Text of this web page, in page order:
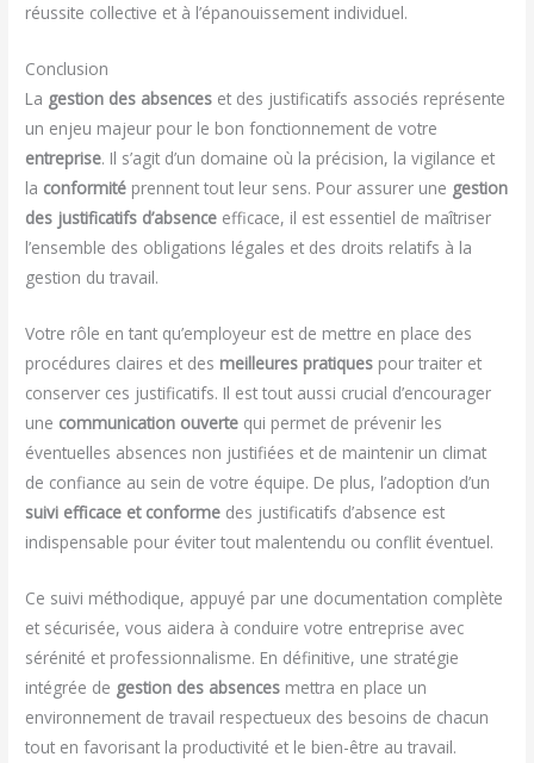
réussite collective et à l’épanouissement individuel.
Conclusion
La gestion des absences et des justificatifs associés représente
un enjeu majeur pour le bon fonctionnement de votre
entreprise. Il s’agit d’un domaine où la précision, la vigilance et
la conformité prennent tout leur sens. Pour assurer une gestion
des justificatifs d’absence efficace, il est essentiel de maîtriser
l’ensemble des obligations légales et des droits relatifs à la
gestion du travail.
Votre rôle en tant qu’employeur est de mettre en place des
procédures claires et des meilleures pratiques pour traiter et
conserver ces justificatifs. Il est tout aussi crucial d’encourager
une communication ouverte qui permet de prévenir les
éventuelles absences non justifiées et de maintenir un climat
de confiance au sein de votre équipe. De plus, l’adoption d’un
suivi efficace et conforme des justificatifs d’absence est
indispensable pour éviter tout malentendu ou conflit éventuel.
Ce suivi méthodique, appuyé par une documentation complète
et sécurisée, vous aidera à conduire votre entreprise avec
sérénité et professionnalisme. En définitive, une stratégie
intégrée de gestion des absences mettra en place un
environnement de travail respectueux des besoins de chacun
tout en favorisant la productivité et le bien-être au travail.